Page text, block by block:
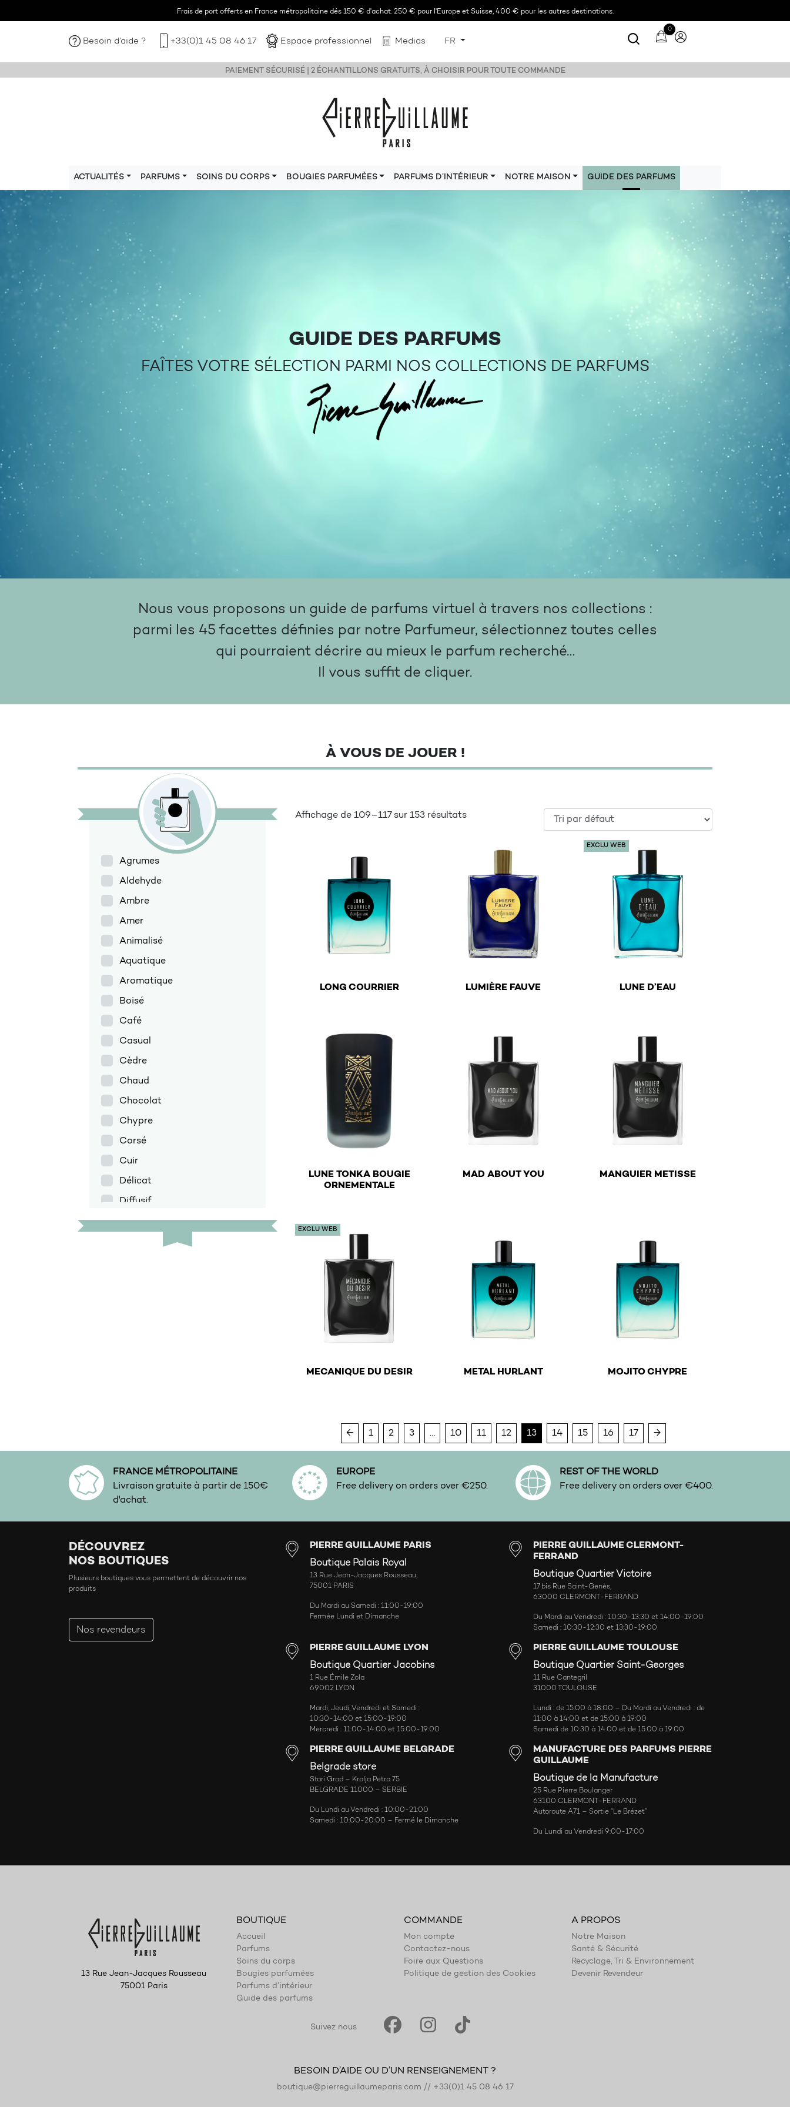
Frais de port offerts en France métropolitaine dés 150 € d'achat. 250 € pour l'Europe et Suisse, 400 € pour les autres destinations.
Besoin d’aide ? +33(0)1 45 08 46 17 Espace professionnel Medias FR
0
PAIEMENT SÉCURISÉ | 2 ÉCHANTILLONS GRATUITS, À CHOISIR POUR TOUTE COMMANDE
ACTUALITÉS PARFUMS SOINS DU CORPS BOUGIES PARFUMÉES PARFUMS D’INTÉRIEUR NOTRE MAISON GUIDE DES PARFUMS
GUIDE DES PARFUMS
FAÎTES VOTRE SÉLECTION PARMI NOS COLLECTIONS DE PARFUMS
Nous vous proposons un guide de parfums virtuel à travers nos collections :
parmi les 45 facettes définies par notre Parfumeur, sélectionnez toutes celles
qui pourraient décrire au mieux le parfum recherché…
Il vous suffit de cliquer.
À VOUS DE JOUER !
Agrumes
Aldehyde
Ambre
Amer
Animalisé
Aquatique
Aromatique
Boisé
Café
Casual
Cèdre
Chaud
Chocolat
Chypre
Corsé
Cuir
Délicat
Diffusif
Discret
Fruité
Fruits Rouges
Fumé
Gourmand
Habillé
Intense
Joyeux
Lacté
Santal
Sec
Sombre
Affichage de 109–117 sur 153 résultats
LONG COURRIER LUMIÈRE FAUVE
EXCLU WEB
LUNE D’EAU
LUNE TONKA BOUGIE
ORNEMENTALE
€ MAD ABOUT YOU MANGUIER METISSE
EXCLU WEB
MECANIQUE DU DESIR METAL HURLANT MOJITO CHYPRE
← 1 2 3 … 10 11 12 13 14 15 16 17 →
FRANCE MÉTROPOLITAINE
Livraison gratuite à partir de 150€
d'achat.
EUROPE
Free delivery on orders over €250.
REST OF THE WORLD
Free delivery on orders over €400.
DÉCOUVREZ
NOS BOUTIQUES
Plusieurs boutiques vous permettent de découvrir nos
produits
Nos revendeurs
PIERRE GUILLAUME PARIS
Boutique Palais Royal
13 Rue Jean-Jacques Rousseau,
75001 PARIS
Du Mardi au Samedi : 11:00-19:00
Fermée Lundi et Dimanche
PIERRE GUILLAUME CLERMONT-
FERRAND
Boutique Quartier Victoire
17 bis Rue Saint-Genès,
63000 CLERMONT-FERRAND
Du Mardi au Vendredi : 10:30-13:30 et 14:00-19:00
Samedi : 10:30-12:30 et 13:30-19:00
PIERRE GUILLAUME LYON
Boutique Quartier Jacobins
1 Rue Émile Zola
69002 LYON
Mardi, Jeudi, Vendredi et Samedi :
10:30-14:00 et 15:00-19:00
Mercredi : 11:00-14:00 et 15:00-19:00
PIERRE GUILLAUME TOULOUSE
Boutique Quartier Saint-Georges
11 Rue Cantegril
31000 TOULOUSE
Lundi : de 15:00 à 18:00 – Du Mardi au Vendredi : de
11:00 à 14:00 et de 15:00 à 19:00
Samedi de 10:30 à 14:00 et de 15:00 à 19:00
PIERRE GUILLAUME BELGRADE
Belgrade store
Stari Grad – Kralja Petra 75
BELGRADE 11000 – SERBIE
Du Lundi au Vendredi : 10:00-21:00
Samedi : 10:00-20:00 – Fermé le Dimanche
MANUFACTURE DES PARFUMS PIERRE
GUILLAUME
Boutique de la Manufacture
25 Rue Pierre Boulanger
63100 CLERMONT-FERRAND
Autoroute A71 – Sortie “Le Brézet”
Du Lundi au Vendredi 9:00-17:00
13 Rue Jean-Jacques Rousseau
75001 Paris
BOUTIQUE
Accueil
Parfums
Soins du corps
Bougies parfumées
Parfums d’intérieur
Guide des parfums
COMMANDE
Mon compte
Contactez-nous
Foire aux Questions
Politique de gestion des Cookies
A PROPOS
Notre Maison
Santé & Sécurité
Recyclage, Tri & Environnement
Devenir Revendeur
Suivez nous
BESOIN D’AIDE OU D’UN RENSEIGNEMENT ?
boutique@pierreguillaumeparis.com // +33(0)1 45 08 46 17